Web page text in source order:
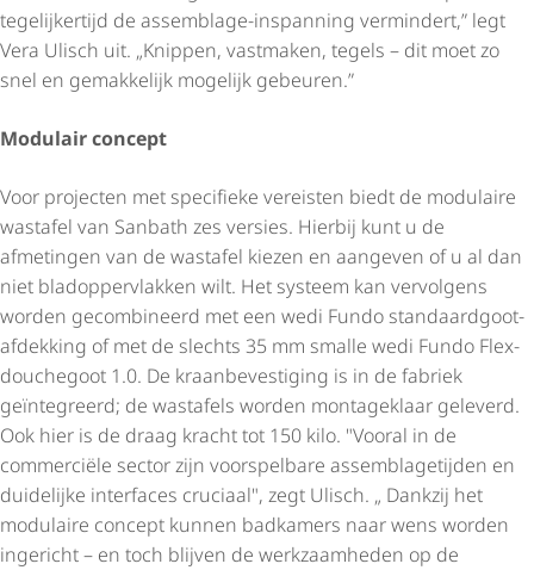
tegelijkertijd de assemblage-inspanning vermindert,” legt
Vera Ulisch uit. „Knippen, vastmaken, tegels – dit moet zo
snel en gemakkelijk mogelijk gebeuren.”
Modulair concept
Voor projecten met specifieke vereisten biedt de modulaire
wastafel van Sanbath zes versies. Hierbij kunt u de
afmetingen van de wastafel kiezen en aangeven of u al dan
niet blad­op­per­vlakken wilt. Het systeem kan vervolgens
worden gecombineerd met een wedi Fundo stan­daard­goot­
af­dek­king of met de slechts 35 mm smalle wedi Fundo Flex-
douchegoot 1.0. De kraan­be­ves­ti­ging is in de fabriek
geïntegreerd; de wastafels worden montageklaar geleverd.
Ook hier is de draag kracht tot 150 kilo. "Vooral in de
commerciële sector zijn voorspelbare assem­bla­ge­tijden en
duidelijke interfaces cruciaal", zegt Ulisch. „ Dankzij het
modulaire concept kunnen badkamers naar wens worden
ingericht – en toch blijven de werkzaamheden op de